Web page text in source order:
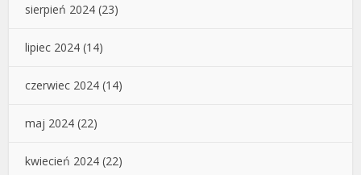
sierpień 2024 (23)
lipiec 2024 (14)
czerwiec 2024 (14)
maj 2024 (22)
kwiecień 2024 (22)